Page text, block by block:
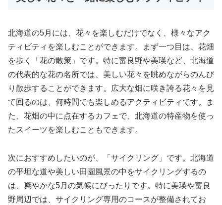
北海道の5月には、花々を楽しむだけでなく、様々なアク
ティビティを楽しむことができます。まず一つ目は、花畑
を歩く「花の散策」です。特に富良野や美瑛など、北海道
の代表的な花の名所では、美しい花々を眺めながらのんび
り散歩することができます。広大な畑に咲き誇る花々を見
て回るのは、何時間でも楽しめるアクティビティです。ま
た、花畑の中に点在するカフェで、北海道の特産物を使っ
たスイーツを楽しむこともできます。
次におすすめしたいのが、「サイクリング」です。北海道
の平坦な道や美しい田園風景の中をサイクリングするの
は、爽やかな5月の気候にぴったりです。特に美瑛や富良
野周辺では、サイクリング専用のコースが整備されてお